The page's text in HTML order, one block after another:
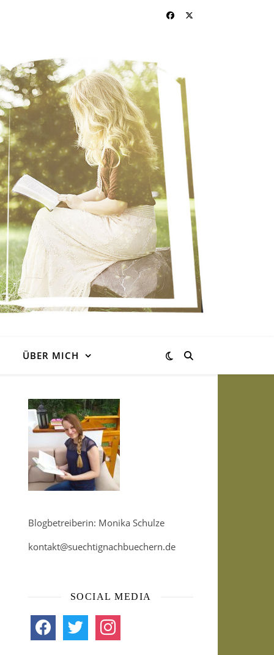
ÜBER MICH
Blogbetreiberin: Monika Schulze
kontakt@suechtignachbuechern.de
SOCIAL MEDIA
facebook twitter instagram